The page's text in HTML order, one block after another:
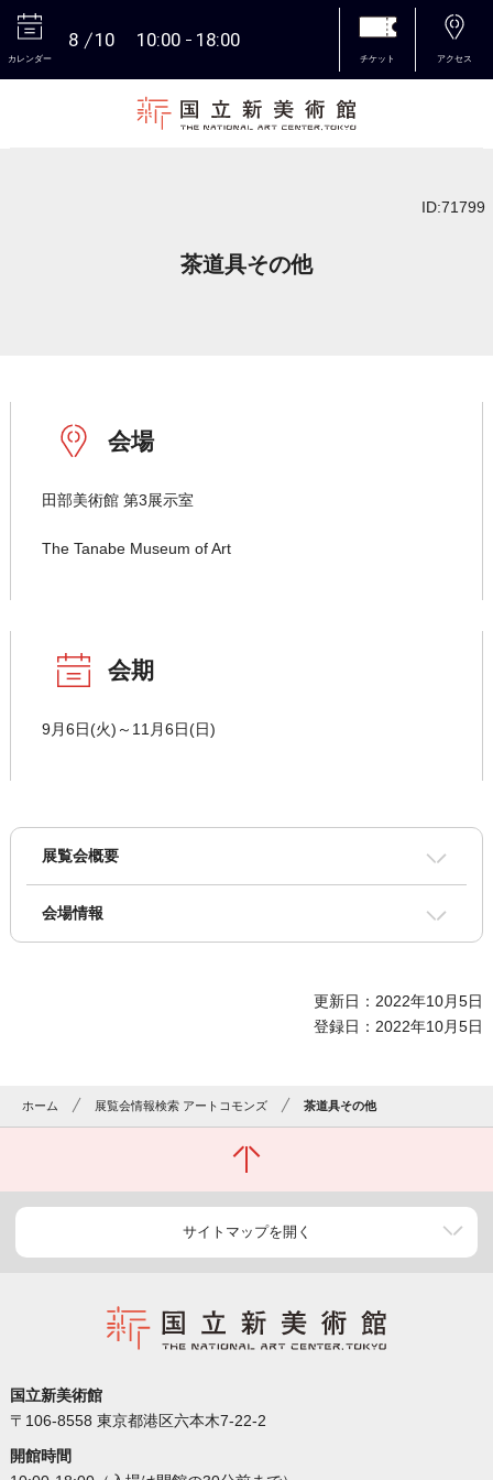
カレンダー
8 10 10:00 18:00
チケット アクセス
ID:71799
茶道具その他
会場
田部美術館 第3展示室
The Tanabe Museum of Art
会期
9月6日(火)～11月6日(日)
展覧会概要
会場情報
更新日：2022年10月5日
登録日：2022年10月5日
ホーム 展覧会情報検索 アートコモンズ 茶道具その他
サイトマップを開く
国立新美術館
〒106-8558 東京都港区六本木7-22-2
開館時間